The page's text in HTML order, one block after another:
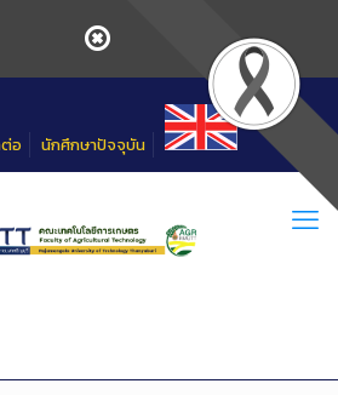
อ นักศึกษาปัจจุบัน